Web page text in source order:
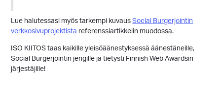
Lue halutessasi myös tarkempi kuvausSocial Burgerjointin
verkkosivuprojektista referenssiartikkelin muodossa.
ISO KIITOS taas kaikille yleisöäänestyksessä äänestäneille,
Social Burgerjointin jengille ja tietysti Finnish Web Awardsin
järjestäjille!